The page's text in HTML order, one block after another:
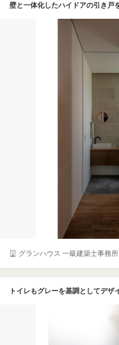
グランハウス 一級建築士事務所